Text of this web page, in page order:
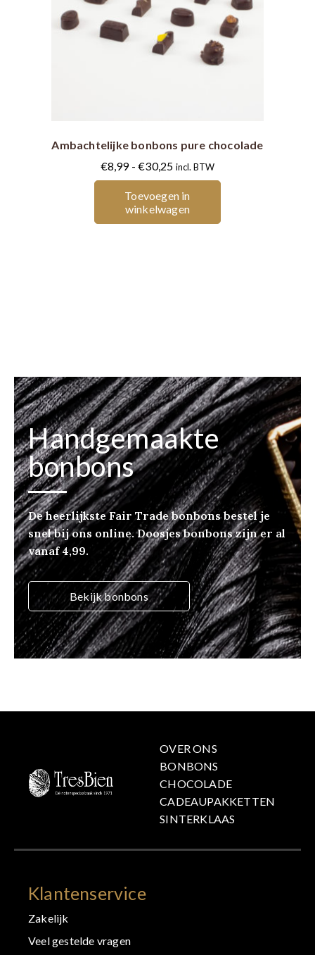
Ambachtelijke bonbons pure chocolade
€8,99 - €30,25Prijsklasse:
€8,99
tot
€30,25
incl. BTW
Toevoegen in
winkelwagen
variaties.
Deze
optie
kan
gekozen
Handgemaakte
bonbons
De heerlijkste Fair Trade bonbons bestel je
snel bij ons online. Doosjes bonbons zijn er al
vanaf 4,99.
Bekijk bonbons
OVER ONS
BONBONS
CHOCOLADE
CADEAUPAKKETTEN
SINTERKLAAS
Klantenservice
Zakelijk
Veel gestelde vragen